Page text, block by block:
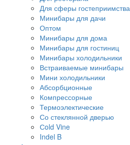
Для сферы гостеприимства
Минибары для дачи
Оптом
Минибары для дома
Минибары для гостиниц
Минибары холодильники
Встраиваемые минибары
Мини холодильники
Абсорбционные
Компрессорные
Термоэлектические
Со стеклянной дверью
Сold Vine
Indel B